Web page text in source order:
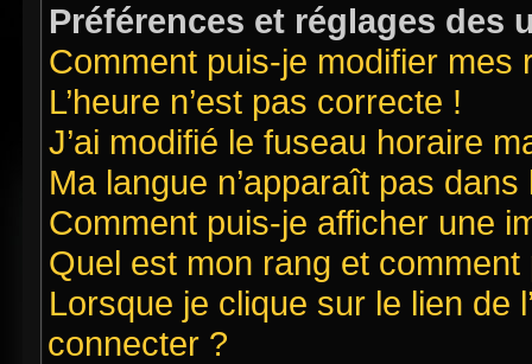
Préférences et réglages des
Comment puis-je modifier mes
L’heure n’est pas correcte !
J’ai modifié le fuseau horaire
Ma langue n’apparaît pas dans
Comment puis-je afficher une
Quel est mon rang et
Lorsque je clique sur le lien de
connecter ?